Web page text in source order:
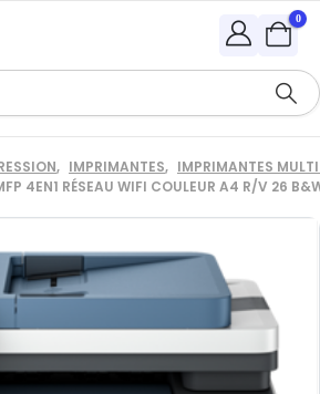
0
, IMPRIMANTES, IMPRIMANTES
4EN1 RÉSEAU WIFI COULEUR A4 R/V 26